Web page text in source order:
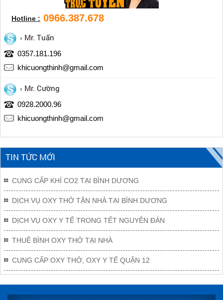
Hotline : 0966.387.678
Mr. Tuấn
0357.181.196
khicuongthinh@gmail.com
Mr. Cường
0928.2000.96
khicuongthinh@gmail.com
TIN TỨC MỚI
CUNG CẤP KHÍ CO2 TẠI BÌNH DƯƠNG
DỊCH VỤ OXY THỞ TẬN NHÀ TẠI BÌNH DƯƠNG
DỊCH VỤ OXY Y TẾ TRONG TẾT NGUYÊN ĐÁN
THUÊ BÌNH OXY THỞ TẠI NHÀ
CUNG CẤP OXY THỞ, OXY Y TẾ QUẬN 12